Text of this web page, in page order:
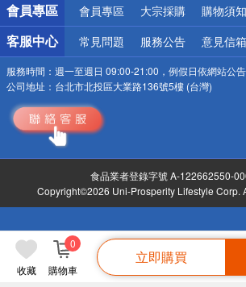
收藏 購物車
0
立即購買
會員專區 會員專區 大宗採購 購物須知
客服中心 常見問題 服務公告 意見信箱
服務時間： 週一至週日 09:00-21:00，例假日依網站公
公司地址： 台北市北投區大業路136號5樓 (台灣)
食品業者登錄字號 A-122662550-
Copyright©2026 Uni-Prosperity Lifestyle Corp.